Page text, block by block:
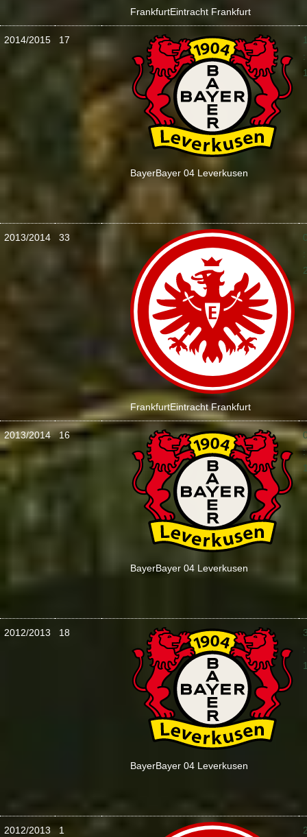
FrankfurtEintracht Frankfurt
2014/2015 17
BayerBayer 04 Leverkusen
:
2013/2014 33
FrankfurtEintracht Frankfurt
:
2013/2014 16
BayerBayer 04 Leverkusen
:
2012/2013 18
BayerBayer 04 Leverkusen
:
2012/2013 1